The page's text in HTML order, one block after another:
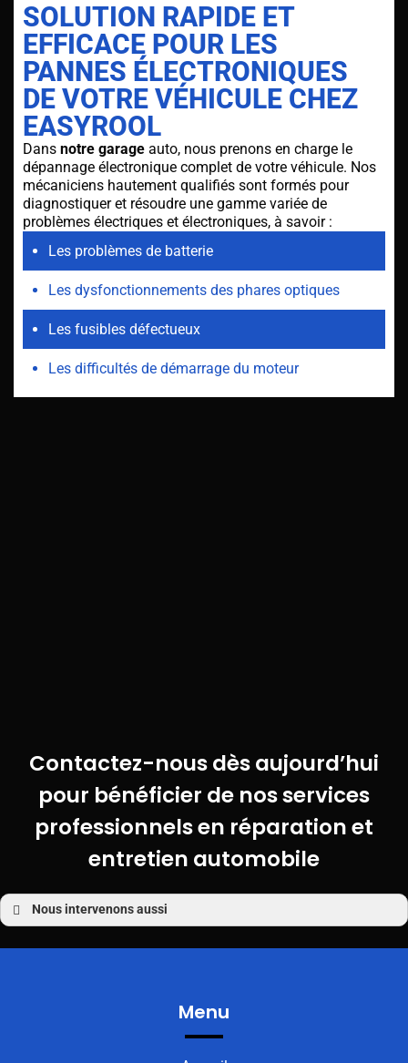
SOLUTION RAPIDE ET
EFFICACE POUR LES
PANNES ÉLECTRONIQUES
DE VOTRE VÉHICULE CHEZ
EASYROOL
Dans notre garage auto, nous prenons en charge le
dépannage électronique complet de votre véhicule. Nos
mécaniciens hautement qualifiés sont formés pour
diagnostiquer et résoudre une gamme variée de
problèmes électriques et électroniques, à savoir :
Les problèmes de batterie
Les dysfonctionnements des phares optiques
Les fusibles défectueux
Les difficultés de démarrage du moteur
Contactez-nous dès aujourd’hui
pour bénéficier de nos services
professionnels en réparation et
entretien automobile
Nous intervenons aussi
Menu